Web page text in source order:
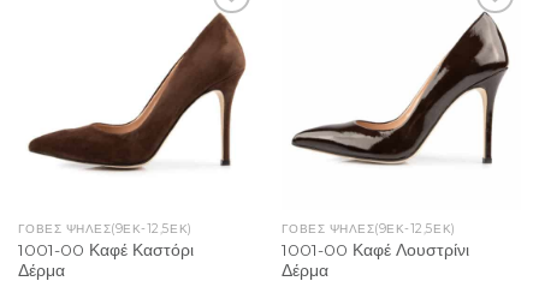
Add to
Wishlist
ΓΌΒΕΣ ΨΗΛΈΣ(9ΕΚ-12,5ΕΚ)
1001-00 Καφέ Καστόρι
Δέρμα
Add to
Wishlist
ΓΌΒΕΣ ΨΗΛΈΣ(9ΕΚ-12,5ΕΚ)
1001-00 Καφέ Λουστρίνι
Δέρμα